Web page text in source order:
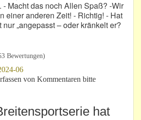
- Macht das noch Allen Spaß? -Wir
einer anderen Zeit! - Richtig! - Hat
„angepasst – oder kränkelt er?
Bewertungen)
06
3: Warum fällt mir dazu ein Aphorismus ein?
von Kommentaren bitte
hat